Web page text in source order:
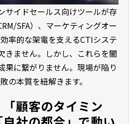
サイドセールス向けツールが存
SFA）、マーケティングオー
率的な架電を支えるCTIシステ
きません。しかし、これらを闇
果に繋がりません。現場が陥り
の本質を紐解きます。
顧客のタイミン